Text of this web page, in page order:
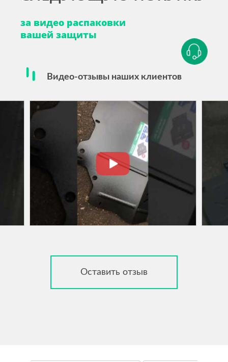
за видео распаковки
вашей защиты
Видео-отзывы наших клиентов
Оставить отзыв